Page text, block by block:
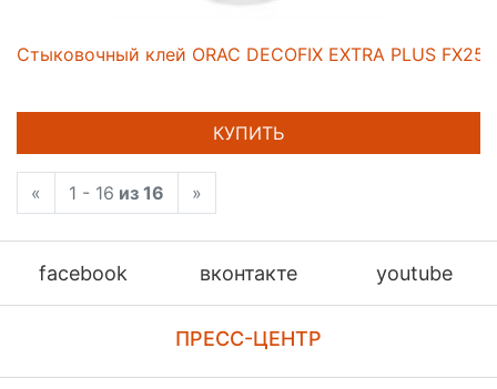
Стыковочный клей ORAC DECOFIX EXTRA PLUS
КУПИТЬ
« 1 - 16 из 16 »
facebook вконтакте youtube
ПРЕСС-ЦЕНТР